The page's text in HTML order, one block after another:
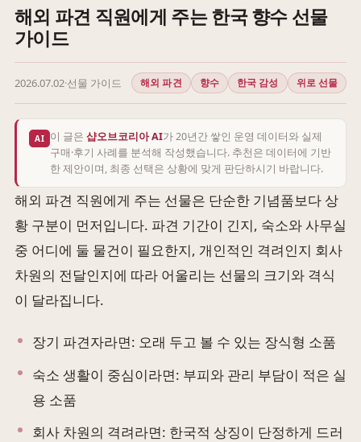
해외 파견 직원에게 주는 한국 향수 선물
가이드
2026.07.02·선물 가이드 해외 파견 향수 한국 감성 위로 선물
AI 이 글은샵오브코리아 AI가 20년간 쌓인 운영 데이터와 실제
구매·후기 사례를 분석해 작성했습니다. 추천은 데이터에 기반
한 제안이며, 최종 선택은 상황에 맞게 판단하시기 바랍니다.
해외 파견 직원에게 주는 선물은 단순한 기념품보다 상
황 구분이 먼저입니다. 파견 기간이 긴지, 숙소와 사무실
중 어디에 둘 물건이 필요한지, 개인적인 격려인지 회사
차원의 전달인지에 따라 어울리는 선물의 크기와 격식
이 달라집니다.
장기 파견자라면: 오래 두고 볼 수 있는 장식형 소품
숙소 생활이 중심이라면: 부피와 관리 부담이 적은 실
용 소품
회사 차원의 격려라면: 한국적 상징이 단정하게 드러